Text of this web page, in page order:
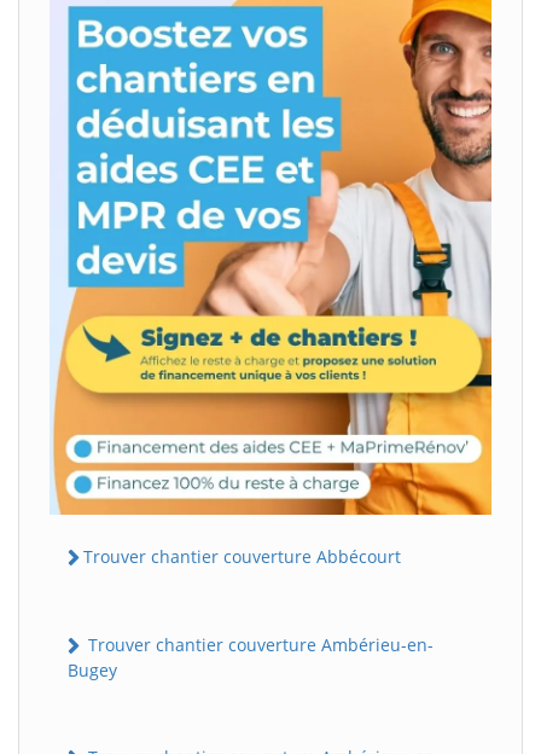
Trouver chantier couverture Abbécourt
Trouver chantier couverture Ambérieu-en-
Bugey